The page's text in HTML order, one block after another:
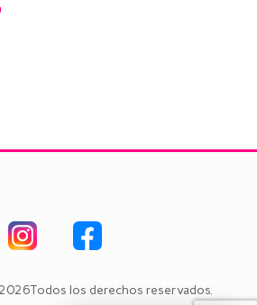
los derechos reservados.